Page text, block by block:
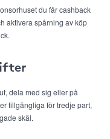
du får cashback
aktivera spårning av köp
dela med sig eller på
tillgängliga för tredje part,
skäl.